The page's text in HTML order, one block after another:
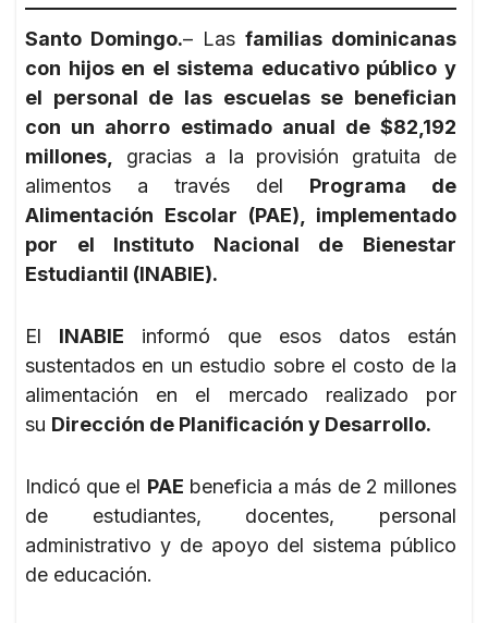
Santo Domingo.– Las familias dominicanas
con hijos en el sistema educativo público y
el personal de las escuelas se benefician
con un ahorro estimado anual de $82,192
millones,
gracias a la provisión gratuita de
alimentos a través del Programa de
Alimentación Escolar (PAE), implementado
por el Instituto Nacional de Bienestar
Estudiantil (INABIE).
El INABIE informó que esos datos están
sustentados en un estudio sobre el costo de la
alimentación en el mercado realizado por
su Dirección de Planificación y Desarrollo.
Indicó que el PAE beneficia a más de 2 millones
de estudiantes, docentes, personal
administrativo y de apoyo del sistema público
de educación.